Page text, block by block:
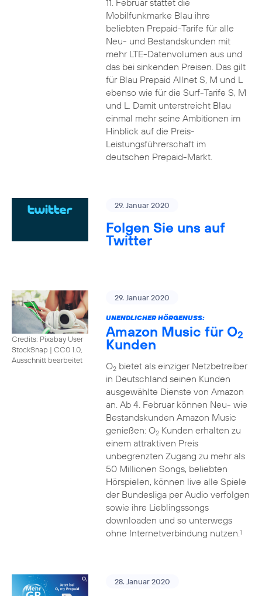
11. Februar stattet die
Mobilfunkmarke Blau ihre
beliebten Prepaid-Tarife für alle
Neu- und Bestandskunden mit
mehr LTE-Datenvolumen aus und
das bei sinkenden Preisen. Das gilt
für Blau Prepaid Allnet S, M und L
ebenso wie für die Surf-Tarife S, M
und L. Damit unterstreicht Blau
einmal mehr seine Ambitionen im
Hinblick auf die Preis-
Leistungsführerschaft im
deutschen Prepaid-Markt.
29. Januar 2020
Folgen Sie uns auf
Twitter
Credits: Pixabay User
StockSnap | CC0 1.0,
Ausschnitt bearbeitet
29. Januar 2020
UNENDLICHER HÖRGENUSS:
Amazon Music für O2
Kunden
O2bietet als einziger Netzbetreiber
in Deutschland seinen Kunden
ausgewählte Dienste von Amazon
an. Ab 4. Februar können Neu- wie
Bestandskunden Amazon Music
genießen: O2Kunden erhalten zu
einem attraktiven Preis
unbegrenzten Zugang zu mehr als
50 Millionen Songs, beliebten
Hörspielen, können live alle Spiele
der Bundesliga per Audio verfolgen
sowie ihre Lieblingssongs
downloaden und so unterwegs
ohne Internetverbindung nutzen.1
28. Januar 2020